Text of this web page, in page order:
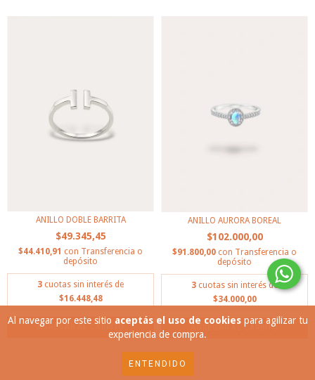
Al navegar por este sitio aceptás el uso de cookiespara agilizar tu
experiencia de compra.
ENTENDIDO
ANILLO DOBLE BARRITA
$49.345,45
$44.410,91 con Transferencia o
depósito
3 cuotas sin interés de
$16.448,48
ANILLO AURORA BOREAL
$102.000,00
$91.800,00 con Transferencia o
depósito
3 cuotas sin interés de
$34.000,00
AGREGAR AL CARRITO